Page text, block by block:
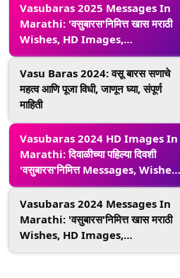
Vasubaras 2025 Messages In
Marathi: 'वसुबारस'निमित्त खास मराठी
Wishes, HD Images,
Wallpapers, Greetings शेअर
करून द्या दिवाळीच्या पहिल्या दिवसाच्या
शुभेच्छा
Vasu Baras 2024: वसू बारस सणाचे
महत्व आणि पूजा विधी, जाणून घ्या, संपूर्ण
माहिती
Vasubaras 2024 HD Images In
Marathi: दिवाळीच्या पहिल्या दिवशी
'वसुबारस'निमित्त Messages, Wishes,
Wallpapers, Greetings शेअर
करून व्यक्त करा गोमातेबद्दलचा आदर
Vasubaras 2024 Messages In
Marathi: 'वसुबारस'निमित्त खास मराठी
Wishes, HD Images,